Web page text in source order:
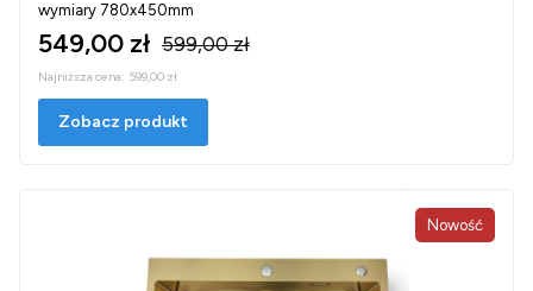
wymiary 780x450mm
549,00 zł 599,00 zł
Najniższa cena: 599,00 zł
Zobacz produkt
Nowość